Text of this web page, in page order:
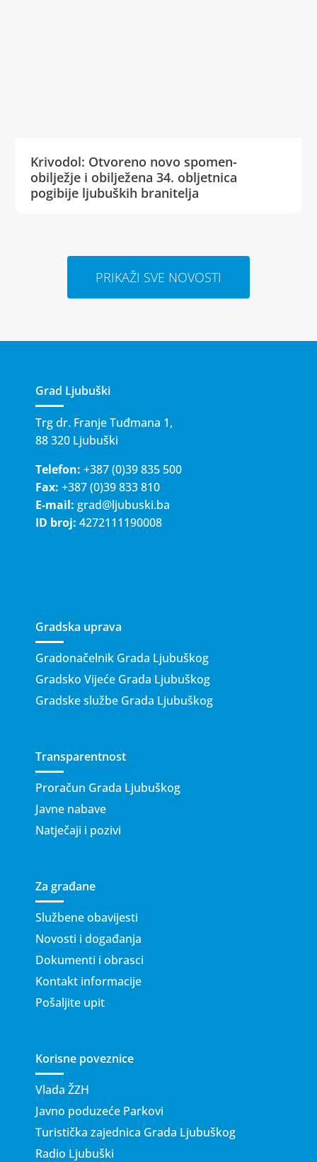
Krivodol: Otvoreno novo spomen-
obilježje i obilježena 34. obljetnica
pogibije ljubuških branitelja
PRIKAŽI SVE NOVOSTI
Grad Ljubuški
Trg dr. Franje Tuđmana 1,
88 320 Ljubuški
Telefon: +387 (0)39 835 500
Fax: +387 (0)39 833 810
E-mail: grad@ljubuski.ba
ID broj: 4272111190008
Gradska uprava
Gradonačelnik Grada Ljubuškog
Gradsko Vijeće Grada Ljubuškog
Gradske službe Grada Ljubuškog
Transparentnost
Proračun Grada Ljubuškog
Javne nabave
Natječaji i pozivi
Za građane
Službene obavijesti
Novosti i događanja
Dokumenti i obrasci
Kontakt informacije
Pošaljite upit
Korisne poveznice
Vlada ŽZH
Javno poduzeće Parkovi
Turistička zajednica Grada Ljubuškog
Radio Ljubuški